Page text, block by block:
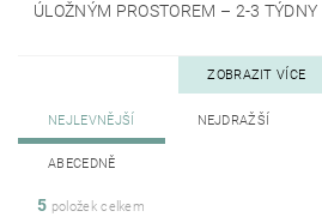
ÚLOŽNÝM PROSTOREM – 2-3 TÝDNY
ZOBRAZIT VÍCE
NEJLEVNĚJŠÍ NEJDRAŽŠÍ
ABECEDNĚ
5 položek celkem